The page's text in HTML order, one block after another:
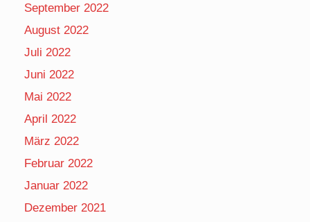
September 2022
August 2022
Juli 2022
Juni 2022
Mai 2022
April 2022
März 2022
Februar 2022
Januar 2022
Dezember 2021